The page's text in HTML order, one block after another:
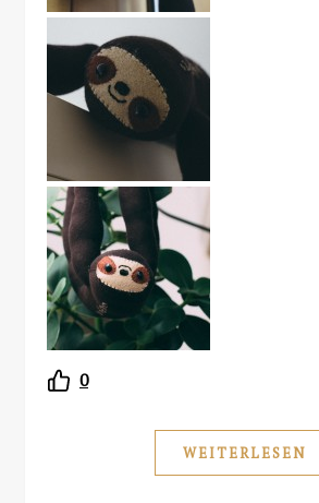
0
WEITERLESEN